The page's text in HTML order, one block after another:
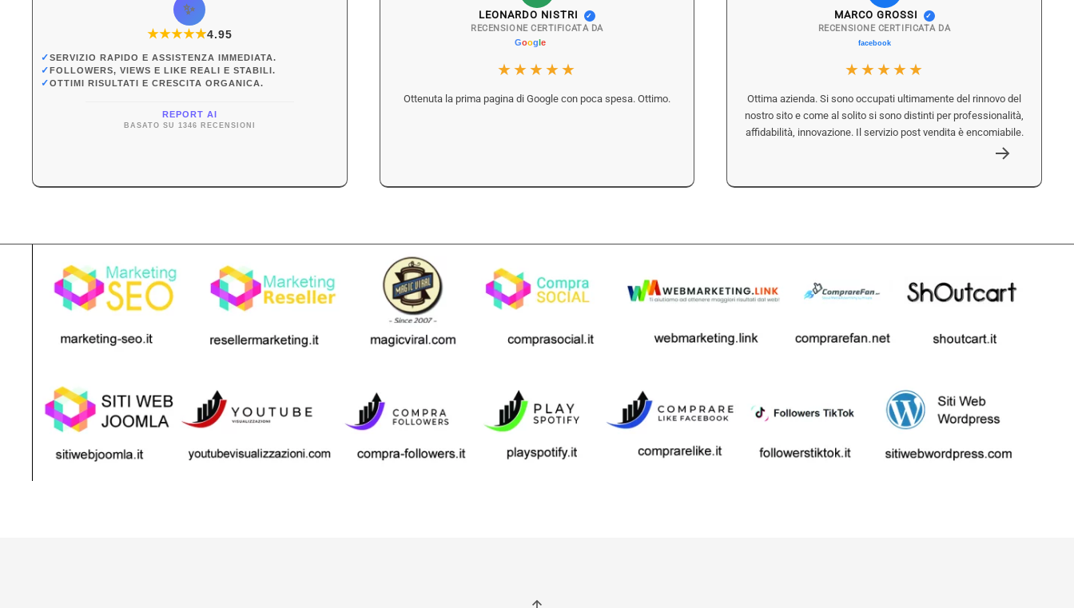
✨
★★★★★
★4.95
✓SERVIZIO RAPIDO E ASSISTENZA IMMEDIATA.
✓FOLLOWERS, VIEWS E LIKE REALI E STABILI.
✓OTTIMI RISULTATI E CRESCITA ORGANICA.
REPORT AI
BASATO SU 1346 RECENSIONI
LEONARDO NISTRI ✓
RECENSIONE CERTIFICATA DA
★★★★★
Ottenuta la prima pagina di Google con poca spesa. Ottimo.
MARCO GROSSI ✓
RECENSIONE CERTIFICATA DA
★★★★★
Ottima azienda. Si sono occupati ultimamente del rinnovo del
nostro sito e come al solito si sono distinti per professionalità,
affidabilità, innovazione. Il servizio post vendita è encomiabile.